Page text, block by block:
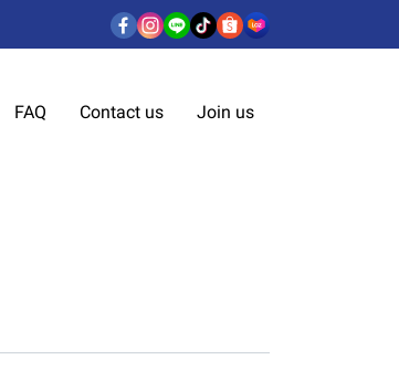
FAQ Contact us Join us